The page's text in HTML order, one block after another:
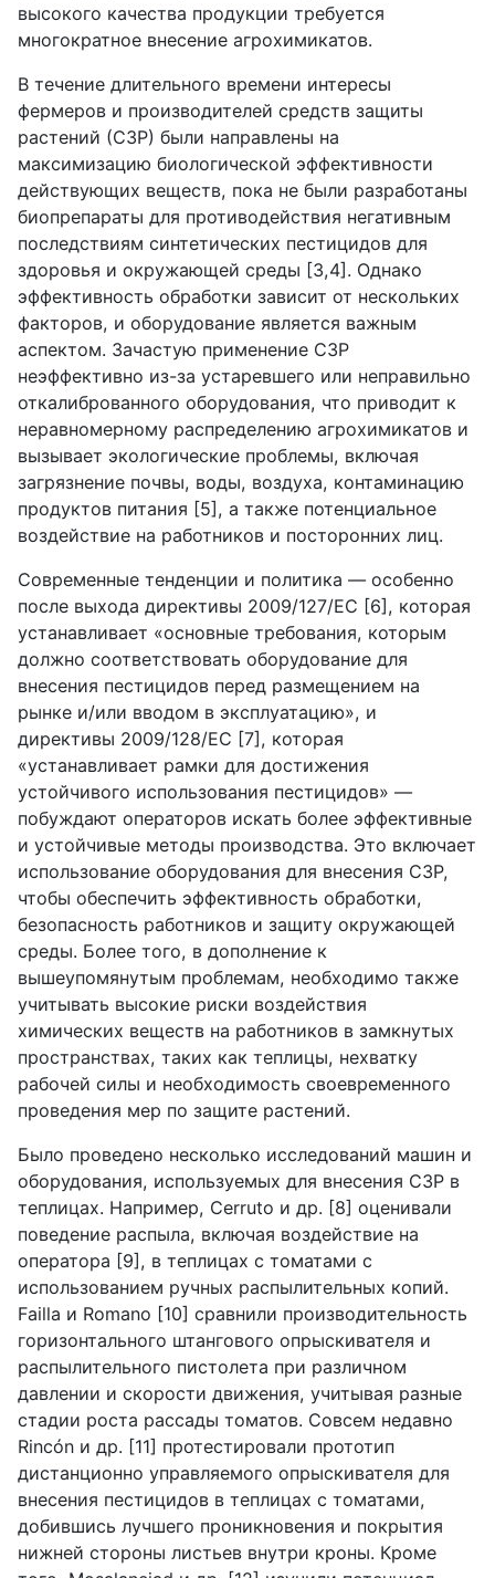
высокого качества продукции требуется
многократное внесение агрохимикатов.
В течение длительного времени интересы
фермеров и производителей средств защиты
растений (СЗР) были направлены на
максимизацию биологической эффективности
действующих веществ, пока не были разработаны
биопрепараты для противодействия негативным
последствиям синтетических пестицидов для
здоровья и окружающей среды [3,4]. Однако
эффективность обработки зависит от нескольких
факторов, и оборудование является важным
аспектом. Зачастую применение СЗР
неэффективно из-за устаревшего или неправильно
откалиброванного оборудования, что приводит к
неравномерному распределению агрохимикатов и
вызывает экологические проблемы, включая
загрязнение почвы, воды, воздуха, контаминацию
продуктов питания [5], а также потенциальное
воздействие на работников и посторонних лиц.
Современные тенденции и политика — особенно
после выхода директивы 2009/127/EC [6], которая
устанавливает «основные требования, которым
должно соответствовать оборудование для
внесения пестицидов перед размещением на
рынке и/или вводом в эксплуатацию», и
директивы 2009/128/EC [7], которая
«устанавливает рамки для достижения
устойчивого использования пестицидов» —
побуждают операторов искать более эффективные
и устойчивые методы производства. Это включает
использование оборудования для внесения СЗР,
чтобы обеспечить эффективность обработки,
безопасность работников и защиту окружающей
среды. Более того, в дополнение к
вышеупомянутым проблемам, необходимо также
учитывать высокие риски воздействия
химических веществ на работников в замкнутых
пространствах, таких как теплицы, нехватку
рабочей силы и необходимость своевременного
проведения мер по защите растений.
Было проведено несколько исследований машин и
оборудования, используемых для внесения СЗР в
теплицах. Например, Cerruto и др. [8] оценивали
поведение распыла, включая воздействие на
оператора [9], в теплицах с томатами с
использованием ручных распылительных копий.
Failla и Romano [10] сравнили производительность
горизонтального штангового опрыскивателя и
распылительного пистолета при различном
давлении и скорости движения, учитывая разные
стадии роста рассады томатов. Совсем недавно
Rincón и др. [11] протестировали прототип
дистанционно управляемого опрыскивателя для
внесения пестицидов в теплицах с томатами,
добившись лучшего проникновения и покрытия
нижней стороны листьев внутри кроны. Кроме